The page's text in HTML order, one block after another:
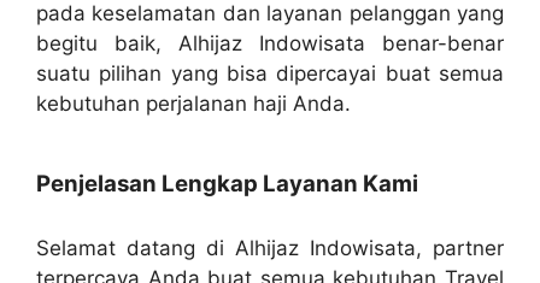
pada keselamatan dan layanan pelanggan yang
begitu baik, Alhijaz Indowisata benar-benar
suatu pilihan yang bisa dipercayai buat semua
kebutuhan perjalanan haji Anda.
Penjelasan Lengkap Layanan Kami
Selamat datang di Alhijaz Indowisata, partner
terpercaya Anda buat semua kebutuhan Travel